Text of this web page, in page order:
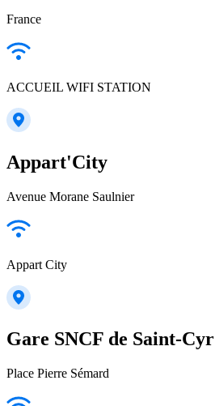
France
ACCUEIL WIFI STATION
Appart'City
Avenue Morane Saulnier
Appart City
Gare SNCF de Saint-Cyr
Place Pierre Sémard